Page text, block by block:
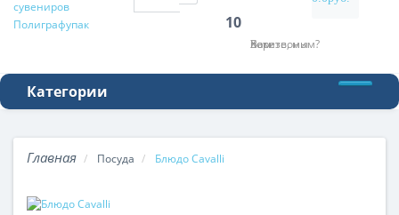
10
Хотите, мы Вам перезвоним?
Категории
Посуда Блюдо Cavalli